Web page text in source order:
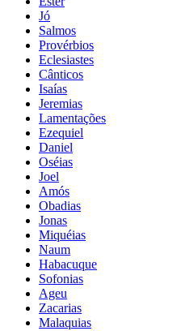
Jó
Salmos
Provérbios
Eclesiastes
Cânticos
Isaías
Jeremias
Lamentações
Ezequiel
Daniel
Oséias
Joel
Amós
Obadias
Jonas
Miquéias
Naum
Habacuque
Sofonias
Ageu
Zacarias
Malaquias